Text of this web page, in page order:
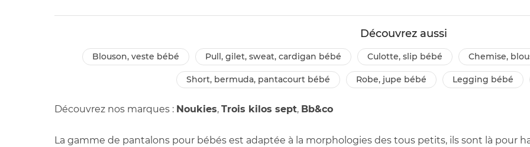
Découvrez aussi
blouson, veste bébé pull, gilet, sweat, cardigan bébé culotte, slip bébé chemise,
short, bermuda, pantacourt bébé robe, jupe bébé legging bébé
Découvrez nos marques : Noukies, Trois kilos sept, Bb&co
La gamme de pantalons pour bébés est adaptée à la morphologies des tous petits, ils sont là pour